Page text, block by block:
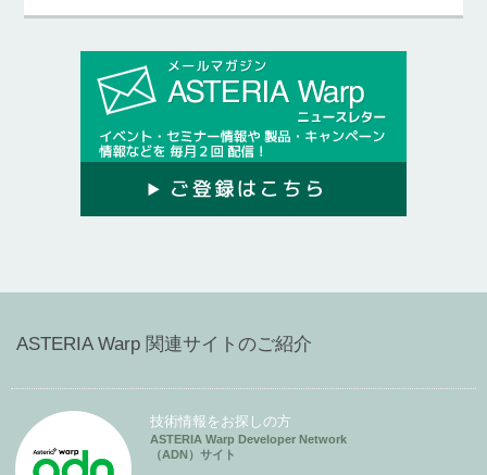
ASTERIA Warp 関連サイトのご紹介
技術情報をお探しの方
ASTERIA Warp Developer Network
（ADN）サイト